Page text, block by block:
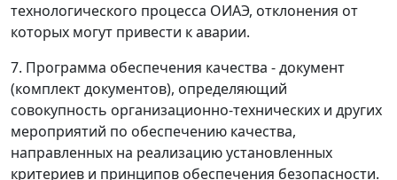
технологического процесса ОИАЭ, отклонения от
которых могут привести к аварии.
7. Программа обеспечения качества - документ
(комплект документов), определяющий
совокупность организационно-технических и других
мероприятий по обеспечению качества,
направленных на реализацию установленных
критериев и принципов обеспечения безопасности.